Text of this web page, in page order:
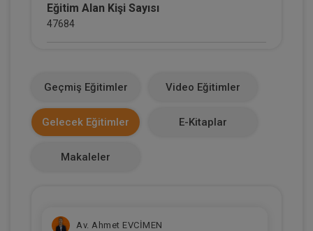
Eğitim Alan Kişi Sayısı
47684
Makale Sayısı
0
Geçmiş Eğitimler Video Eğitimler
Gelecek Eğitimler E-Kitaplar
Makaleler
Av. Ahmet EVCİMEN